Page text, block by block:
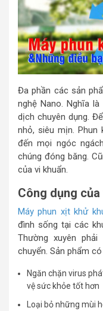
Đa phần các sản
nghệ Nano. Nghĩa
dịch chuyên dụng.
nhỏ, siêu mịn. Phun
đến mọi ngóc
chúng đóng băng.
của vi khuẩn.
Công dụng
Máy phun xịt khử
đình sống tại các
Thường xuyên
chuyển. Sản phẩm
Ngăn chặn virus
vệ sức khỏe tốt hơn
Loại bỏ những mùi